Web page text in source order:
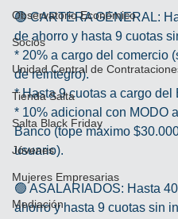
Observatorio Económico
Socios
Unidad Central de
Tienda Salta
Salta Black Friday
Jóvenes
Mujeres Empresarias
Mediación
🟢 CARTERA GENERAL:
de ahorro y hasta 9 cuotas
* 20% a cargo del comercio
de reintegro).
* Hasta 9 cuotas a cargo del
* 10% adicional con MODO
Banco (tope máximo
usuario).
🟢 ASALARIADOS: Hasta
ahorro y hasta 9 cuotas sin